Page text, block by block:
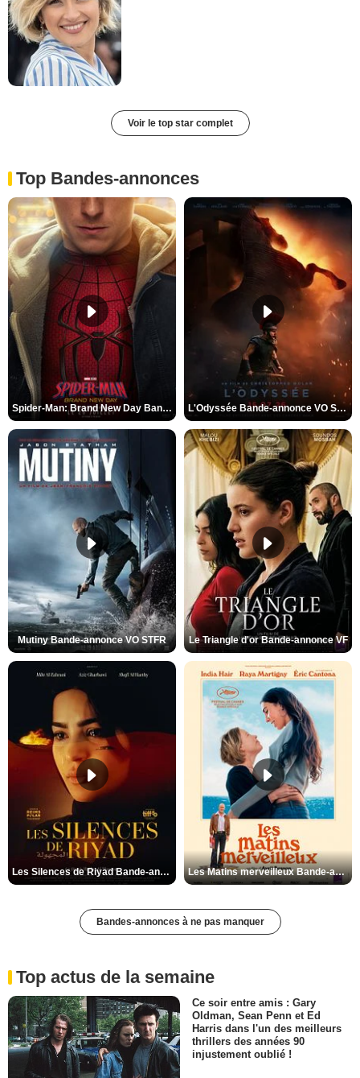
Voir le top star complet
Top Bandes-annonces
Spider-Man: Brand New Day Bande-annonce VO STFR L'Odyssée Bande-annonce VO STFR
Mutiny Bande-annonce VO STFR Le Triangle d'or Bande-annonce VF
Les Silences de Riyad Bande-annonce VO STFR Les Matins merveilleux Bande-annonce VF
Bandes-annonces à ne pas manquer
Top actus de la semaine
Ce soir entre amis : Gary
Oldman, Sean Penn et Ed
Harris dans l'un des meilleurs
thrillers des années 90
injustement oublié !